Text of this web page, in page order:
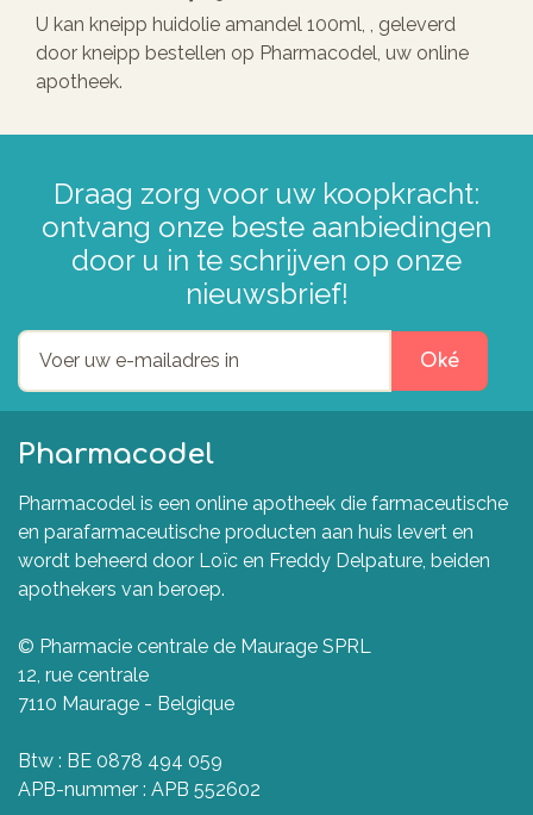
U kan kneipp huidolie amandel 100ml, , geleverd
door kneipp bestellen op Pharmacodel, uw online
apotheek.
Draag zorg voor uw koopkracht:
ontvang onze beste aanbiedingen
door u in te schrijven op onze
nieuwsbrief!
Oké
Pharmacodel
Pharmacodel is een online apotheek die farmaceutische
en parafarmaceutische producten aan huis levert en
wordt beheerd door Loïc en Freddy Delpature, beiden
apothekers van beroep.
© Pharmacie centrale de Maurage SPRL
12, rue centrale
7110 Maurage - Belgique
Btw : BE 0878 494 059
APB-nummer : APB 552602